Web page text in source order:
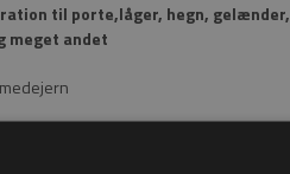
til porte,låger, hegn, gelænder,
meget andet